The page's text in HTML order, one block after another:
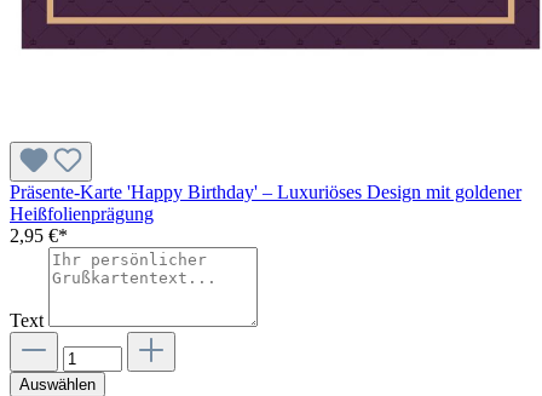
Präsente-Karte 'Happy Birthday' – Luxuriöses Design mit goldener
Heißfolienprägung
2,95 €*
Text
Auswählen